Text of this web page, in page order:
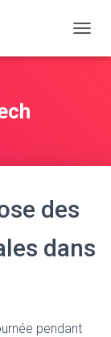
O
O
des
dans
pendant